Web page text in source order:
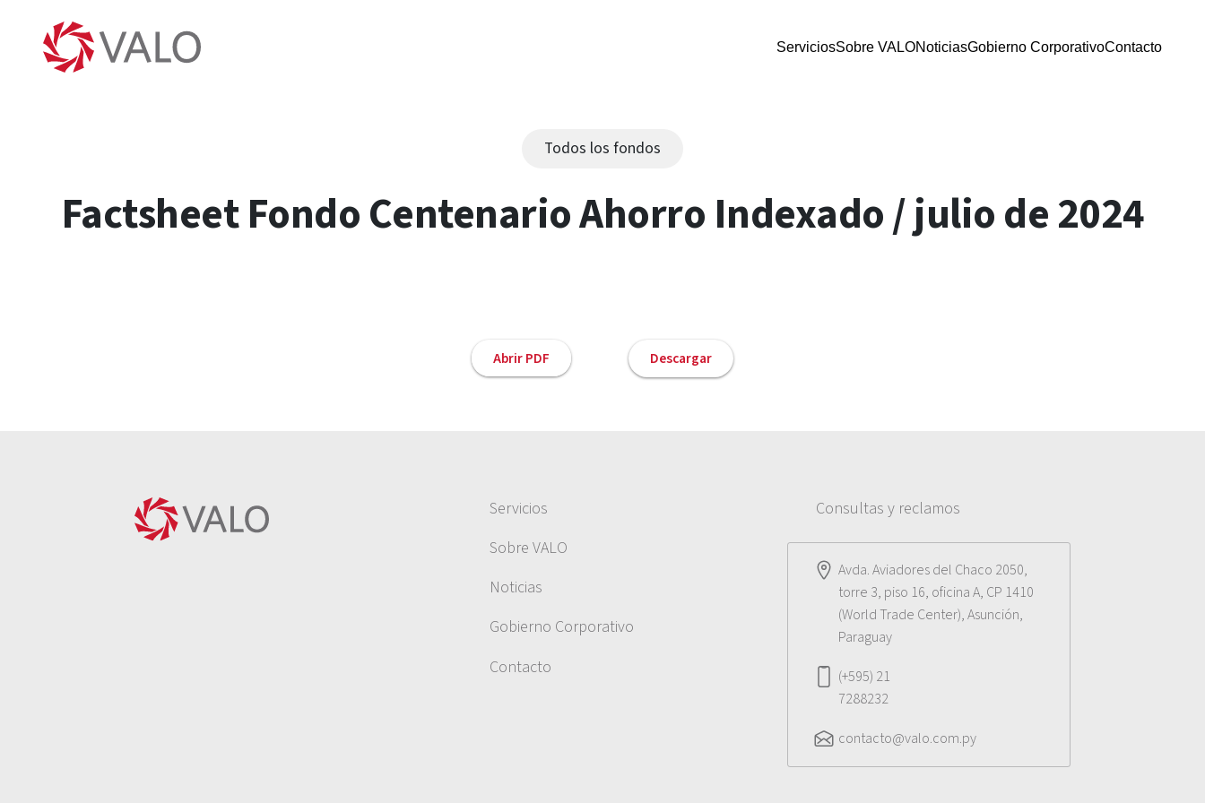
ServiciosSobre VALONoticiasGobierno CorporativoContacto
Todos los fondos
Factsheet Fondo Centenario Ahorro Indexado / julio de 2024
Abrir PDF Descargar
Servicios
Sobre VALO
Noticias
Gobierno Corporativo
Contacto
Consultas y reclamos
Avda. Aviadores del Chaco 2050,
torre 3, piso 16, oficina A, CP 1410
(World Trade Center), Asunción,
Paraguay
(+595) 21
7288232
contacto@valo.com.py